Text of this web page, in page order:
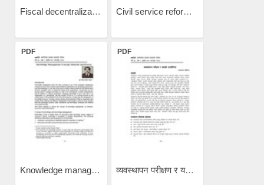
Fiscal decentralization in... Civil service reform:...
PDF
Knowledge management:...
PDF
व्यवस्थापन परीक्षण र यसको...